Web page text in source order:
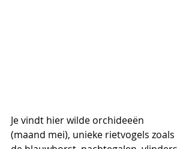
Je vindt hier wilde orchideeën
(maand mei), unieke rietvogels zoals